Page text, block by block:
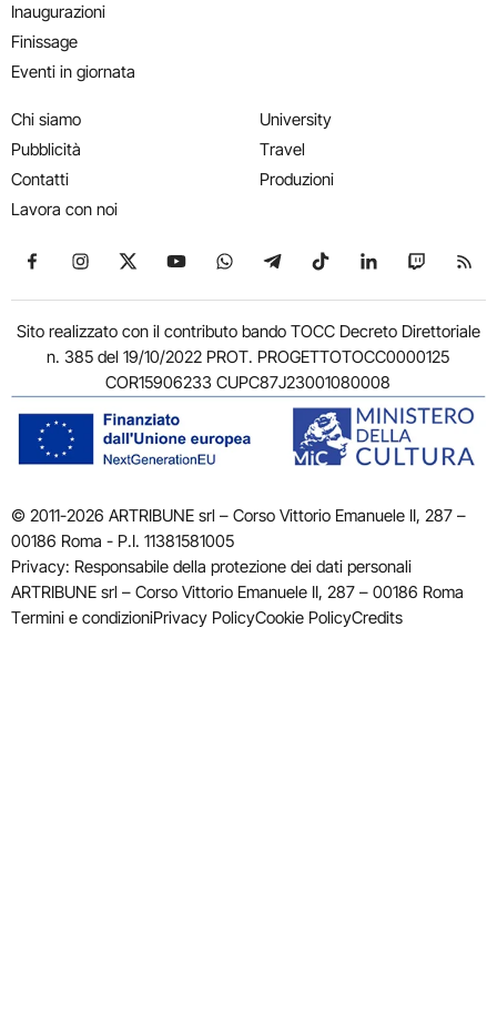
Inaugurazioni
Finissage
Eventi in giornata
Chi siamo
Pubblicità
Contatti
Lavora con noi
University
Travel
Produzioni
Seguici su Facebook
Seguici su Instagram
Seguici su X
Seguici su YouTube
Seguici su WhatsApp
Seguici su Telegram
Seguici su TikTok
Seguici su
Seguici
Sito realizzato con il contributo bando TOCC Decreto Direttoriale
n. 385 del 19/10/2022 PROT. PROGETTOTOCC0000125
COR15906233 CUPC87J23001080008
© 2011-2026 ARTRIBUNE srl – Corso Vittorio Emanuele II, 287 –
00186 Roma - P.I. 11381581005
Privacy: Responsabile della protezione dei dati personali
ARTRIBUNE srl – Corso Vittorio Emanuele II, 287 – 00186 Roma
Termini e condizioniPrivacy PolicyCookie PolicyCredits